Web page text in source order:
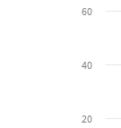
The chart has 1
20
40
60